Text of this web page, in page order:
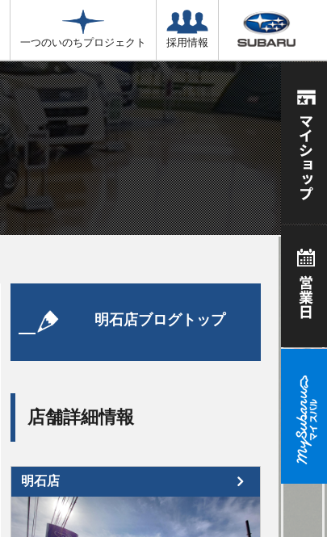
一つのいのちプロジェクト 採用情報
明石店ブログトップ
店舗詳細情報
明石店